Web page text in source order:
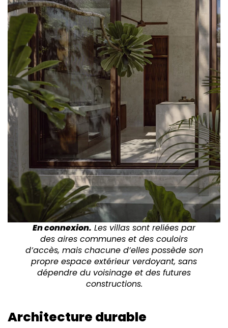
En connexion. Les villas sont reliées par
des aires communes et des couloirs
d’accès, mais chacune d’elles possède son
propre espace extérieur verdoyant, sans
dépendre du voisinage et des futures
constructions.
Architecture durable